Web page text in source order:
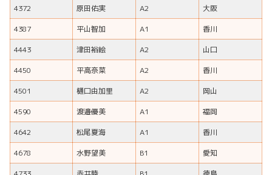
4372 原田佑実 A2
大阪
4387
平山智加 A1
香川
4443
津田裕絵 A2
山口
4450
平高奈菜 A2
香川
4501
樋口由加里 A2
岡山
4590
渡邉優美 A1
福岡
4642
松尾夏海 A1
香川
4678
水野望美 B1
愛知